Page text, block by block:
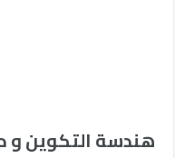
هندسة التكوين و